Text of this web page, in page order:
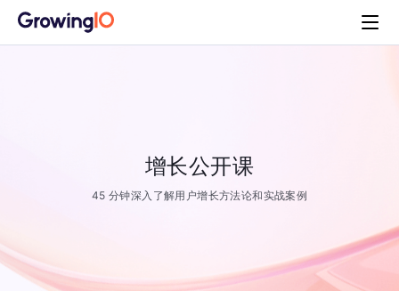
增长公开课
45 分钟深入了解用户增长方法论和实战案例